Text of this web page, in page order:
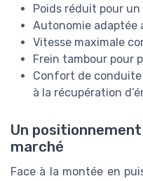
Poids réduit pour
Autonomie adaptée
Vitesse maximale
Frein tambour pour
Confort de
à la récupération
Un
marché
Face à la montée en